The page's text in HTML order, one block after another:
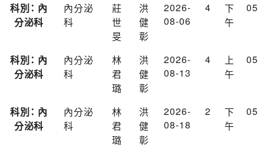
科別： 內
分泌科
內分泌
科
莊
世
旻
洪
健
彰
2026-
08-06
4
下
午
05
科別： 內
分泌科
內分泌
科
林
君
璐
洪
健
彰
2026-
08-13
4
上
午
05
科別： 內
分泌科
內分泌
科
林
君
璐
洪
健
彰
2026-
08-18
2
下
午
05